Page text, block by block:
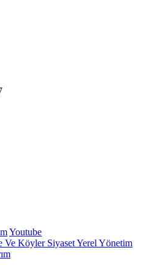
Youtube
Ve KöylerSiyasetYerel Yönetim